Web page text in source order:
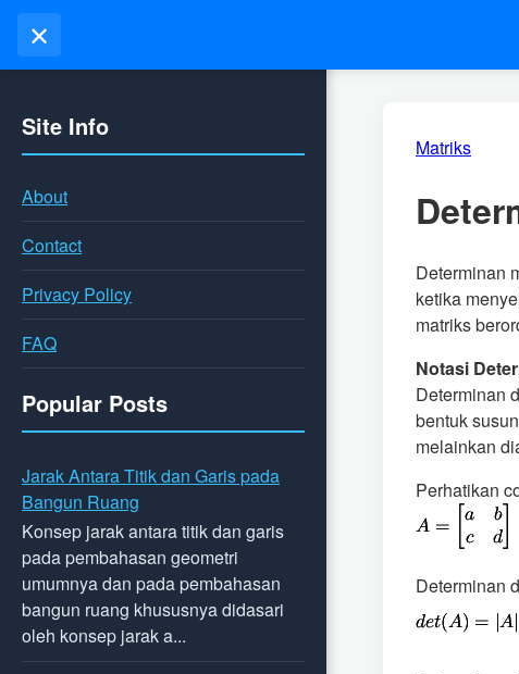
✕
Site Info
About
Contact
Privacy Policy
FAQ
Popular Posts
Jarak Antara Titik dan Garis pada
Bangun Ruang
Konsep jarak antara titik dan garis
pada pembahasan geometri
umumnya dan pada pembahasan
bangun ruang khususnya didasari
oleh konsep jarak a...
Matriks
Determinan
ketika
matriks
Notasi
Determinan
bentuk
melainkan
Perhatikan
Determinan